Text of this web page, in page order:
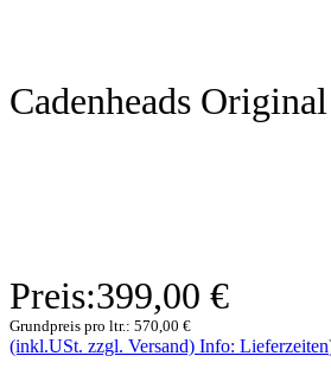
Cadenheads
Preis:399,00 €
Grundpreis pro ltr.: 570,00 €
(inkl.USt. zzgl. Versand) Info: Lieferzeiten